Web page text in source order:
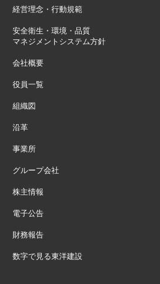
経営理念・行動規範
安全衛生・環境・品質
マネジメントシステム方針
会社概要
役員一覧
組織図
沿革
事業所
グループ会社
株主情報
電子公告
財務報告
数字で見る東洋建設